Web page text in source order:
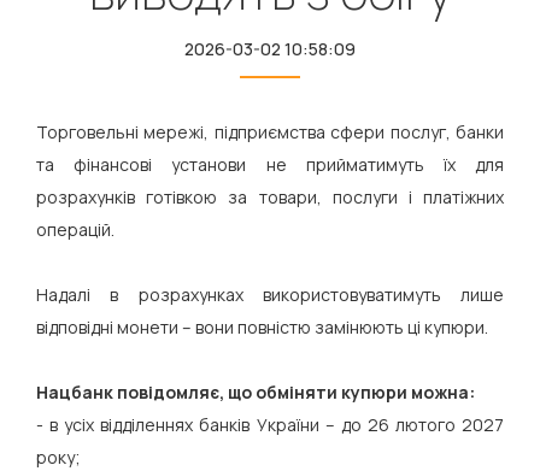
2026-03-02 10:58:09
Торговельні мережі, підприємства сфери послуг, банки
та фінансові установи не прийматимуть їх для
розрахунків готівкою за товари, послуги і платіжних
операцій.
Надалі в розрахунках використовуватимуть лише
відповідні монети – вони повністю замінюють ці купюри.
Нацбанк повідомляє, що обміняти купюри можна:
- в усіх відділеннях банків України – до 26 лютого 2027
року;